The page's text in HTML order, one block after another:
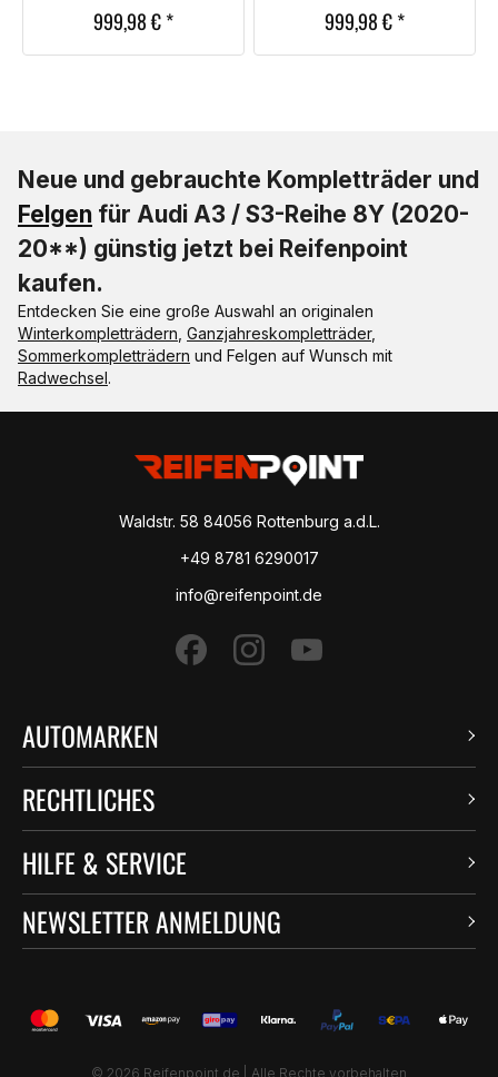
999,98€* 999,98€*
Neue und gebrauchte Kompletträder und
Felgen für Audi A3 / S3-Reihe 8Y (2020-
20**) günstig jetzt bei Reifenpoint
kaufen.
Entdecken Sie eine große Auswahl an originalen
Winterkompletträdern Ganzjahreskompletträder,
Sommerkompletträdern und Felgen auf Wunsch mit
Radwechsel.
Waldstr. 58 84056 Rottenburg a.d.L.
+49 8781 6290017
info@reifenpoint.de
AUTOMARKEN
RECHTLICHES
HILFE & SERVICE
NEWSLETTER ANMELDUNG
© 2026 Reifenpoint.de | Alle Rechte vorbehalten